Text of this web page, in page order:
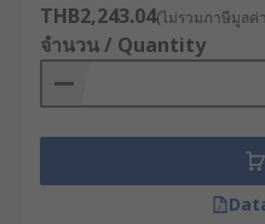
THB2,243.04(ไม่รวมภาษีมูลค่
จำนวน / Quantity